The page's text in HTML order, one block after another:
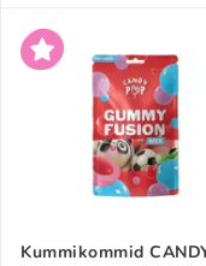
Kummikommid